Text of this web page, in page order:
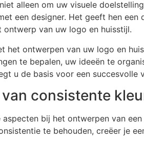
alleen om uw visuele
een designer. Het geeft hen
van uw logo en huisstijl.
het ontwerpen van uw logo en
te bepalen, uw ideeën te
u de basis voor een succesvolle
consistente
aspecten bij het ontwerpen van
te behouden, creëer je